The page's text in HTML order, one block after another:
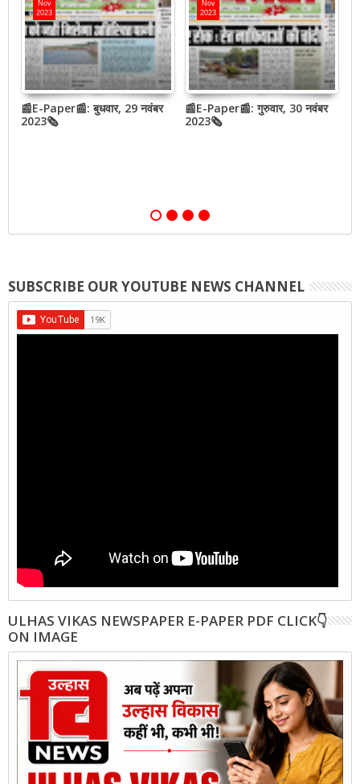
Nov
2023
📰E-Paper📰: बुधवार, 29 नवंबर
2023🗞
Nov
2023
📰E-Paper📰: गुरुवार, 30 नवंबर
2023🗞
SUBSCRIBE OUR YOUTUBE NEWS CHANNEL
ULHAS VIKAS NEWSPAPER E-PAPER PDF CLICK👇
ON IMAGE